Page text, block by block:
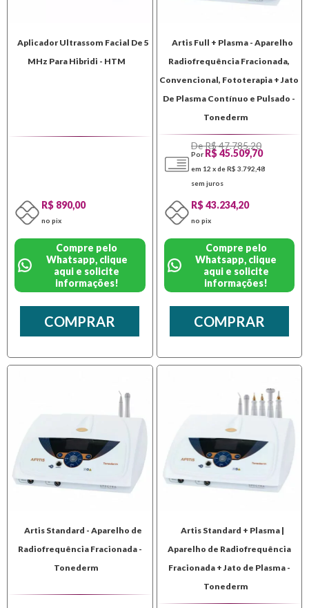
Aplicador Ultrassom Facial De 5
MHz Para Hibridi - HTM
R$ 890,00
no pix
Compre pelo
Whatsapp, clique
aqui e solicite
informações!
COMPRAR
Artis Full + Plasma - Aparelho
Radiofrequência Fracionada,
Convencional, Fototerapia + Jato
De Plasma Contínuo e Pulsado -
Tonederm
De R$ 47.785,20
Por R$ 45.509,70
em 12 x de R$ 3.792,48
sem juros
R$ 43.234,20
no pix
Compre pelo
Whatsapp, clique
aqui e solicite
informações!
COMPRAR
Artis Standard - Aparelho de
Radiofrequência Fracionada -
Tonederm
Artis Standard + Plasma |
Aparelho de Radiofrequência
Fracionada + Jato de Plasma -
Tonederm